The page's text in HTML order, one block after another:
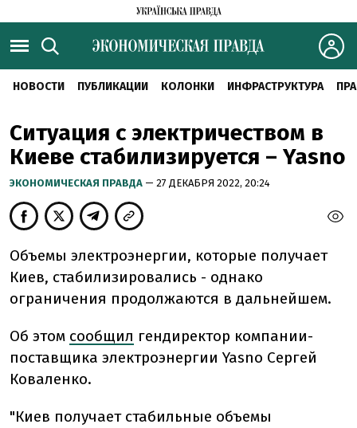
НОВОСТИ ПУБЛИКАЦИИ КОЛОНКИ ИНФРАСТРУКТУРА
Ситуация с электричеством в
Киеве стабилизируется – Yasno
ЭКОНОМИЧЕСКАЯ ПРАВДА — 27 ДЕКАБРЯ 2022, 20:24
Объемы электроэнергии, которые получает
Киев, стабилизировались - однако
ограничения продолжаются в дальнейшем.
Об этом сообщил гендиректор компании-
поставщика электроэнергии Yasno Сергей
Коваленко.
"Киев получает стабильные объемы